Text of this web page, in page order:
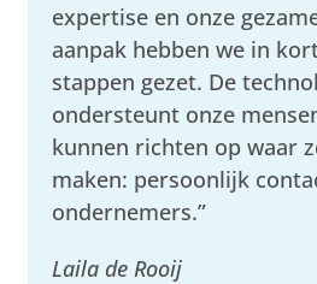
expertise en onze
aanpak hebben we in
stappen gezet. De
ondersteunt onze
kunnen richten op waar
maken: persoonlijk
ondernemers.”
Laila de Rooij